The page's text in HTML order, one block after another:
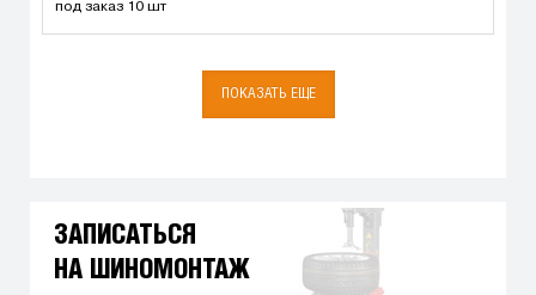
под заказ 10 шт
ПОКАЗАТЬ ЕЩЕ
ЗАПИСАТЬСЯ
НА ШИНОМОНТАЖ